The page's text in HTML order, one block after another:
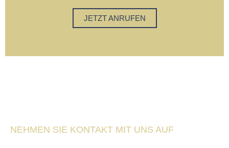
JETZT ANRUFEN
NEHMEN SIE KONTAKT MIT UNS AUF